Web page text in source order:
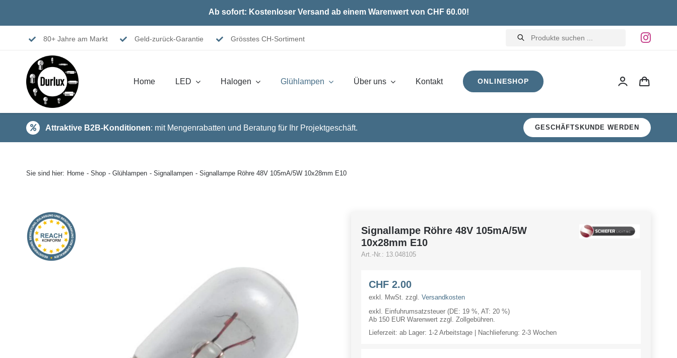
Ab sofort: Kostenloser Versand ab einem Warenwert von CHF 60.00!
80+ Jahre am Markt Geld-zurück-Garantie Grösstes CH-Sortiment
Products
search
Home LED Halogen Glühlampen Über uns Kontakt ONLINESHOP
Attraktive B2B-Konditionen: mit Mengenrabatten und Beratung für Ihr Projektgeschäft. GESCHÄFTSKUNDE WERDEN
Sie sind hier: Home Shop Glühlampen Signallampen Signallampe Röhre 48V 105mA/5W 10x28mm E10
Signallampe Röhre 48V 105mA/5W
10x28mm E10
Art.-Nr.: 13.048105
CHF2.00
exkl. MwSt. zzgl. Versandkosten
exkl. Einfuhrumsatzsteuer (DE: 19 %, AT: 20 %)
Ab 150 EUR Warenwert zzgl. Zollgebühren.
Lieferzeit: ab Lager: 1-2 Arbeitstage | Nachlieferung: 2-3 Wochen